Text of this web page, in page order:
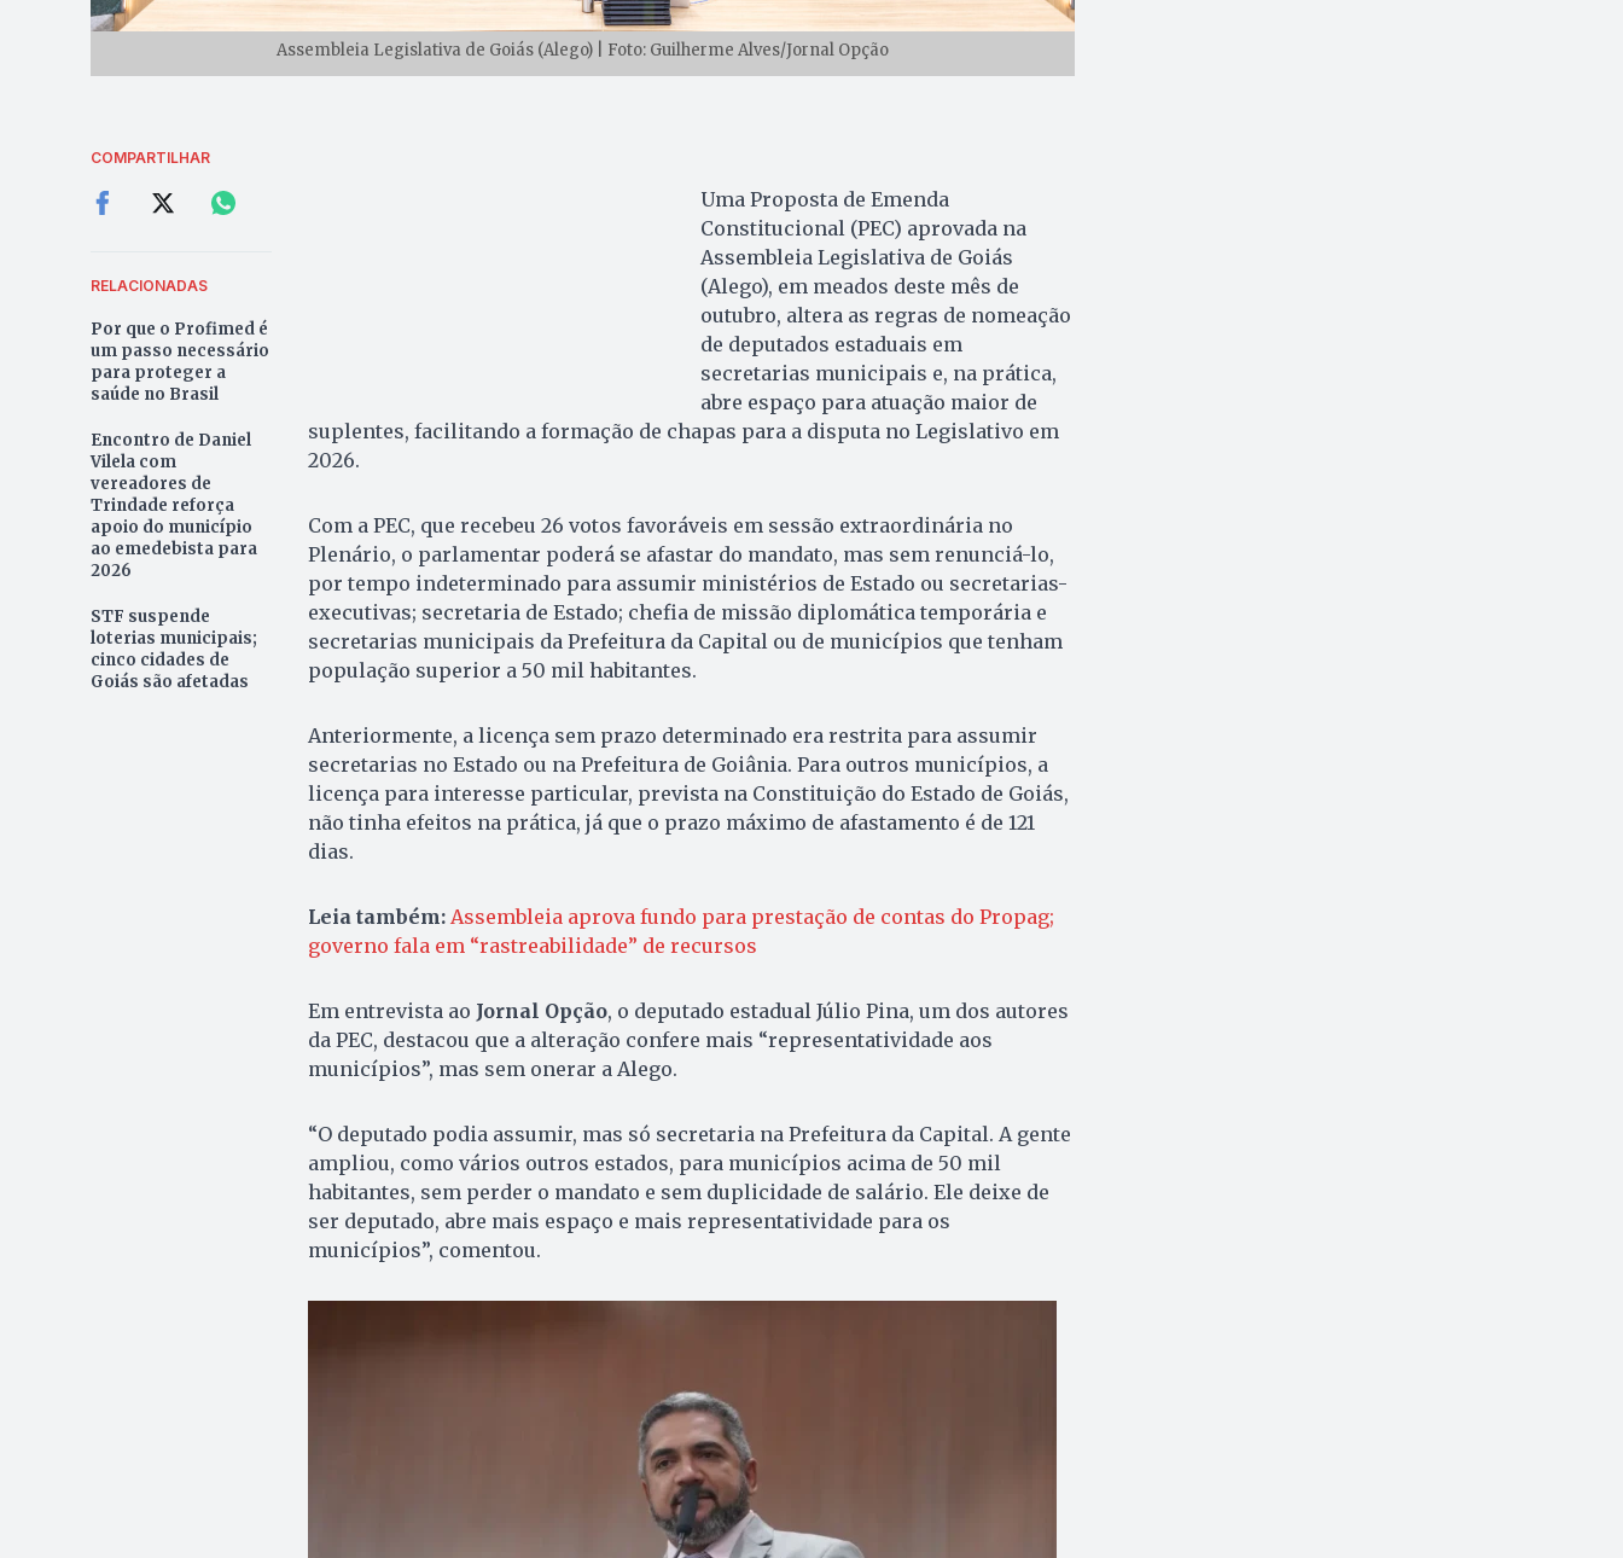
Assembleia Legislativa de Goiás (Alego) | Foto: Guilherme Alves/Jornal Opção
COMPARTILHAR
RELACIONADAS
Por que o Profimed é
um passo necessário
para proteger a
saúde no Brasil
Encontro de Daniel
Vilela com
vereadores de
Trindade reforça
apoio do município
ao emedebista para
2026
STF suspende
loterias municipais;
cinco cidades de
Goiás são afetadas
Uma Proposta de Emenda
Constitucional (PEC) aprovada na
Assembleia Legislativa de Goiás
(Alego), em meados deste mês de
outubro, altera as regras de nomeação
de deputados estaduais em
secretarias municipais e, na prática,
abre espaço para atuação maior de
suplentes, facilitando a formação de chapas para a disputa no Legislativo em
2026.
Com a PEC, que recebeu 26 votos favoráveis em sessão extraordinária no
Plenário, o parlamentar poderá se afastar do mandato, mas sem renunciá-lo,
por tempo indeterminado para assumir ministérios de Estado ou secretarias-
executivas; secretaria de Estado; chefia de missão diplomática temporária e
secretarias municipais da Prefeitura da Capital ou de municípios que tenham
população superior a 50 mil habitantes.
Anteriormente, a licença sem prazo determinado era restrita para assumir
secretarias no Estado ou na Prefeitura de Goiânia. Para outros municípios, a
licença para interesse particular, prevista na Constituição do Estado de Goiás,
não tinha efeitos na prática, já que o prazo máximo de afastamento é de 121
dias.
Leia também: Assembleia aprova fundo para prestação de contas do Propag;
governo fala em “rastreabilidade” de recursos
Em entrevista ao Jornal Opção, o deputado estadual Júlio Pina, um dos autores
da PEC, destacou que a alteração confere mais “representatividade aos
municípios”, mas sem onerar a Alego.
“O deputado podia assumir, mas só secretaria na Prefeitura da Capital. A gente
ampliou, como vários outros estados, para municípios acima de 50 mil
habitantes, sem perder o mandato e sem duplicidade de salário. Ele deixe de
ser deputado, abre mais espaço e mais representatividade para os
municípios”, comentou.